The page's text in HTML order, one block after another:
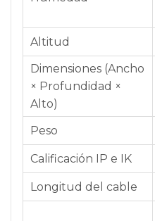
Altitud
Dimensiones (Ancho
× Profundidad ×
Alto)
Peso
Calificación IP e IK
Longitud del cable